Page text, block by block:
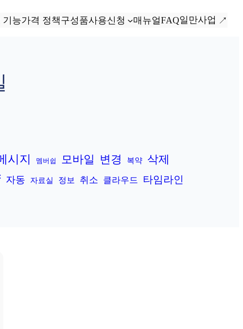
기능가격 정책구성품사용신청 매뉴얼FAQ일만사업
시지 멤버쉽 모바일 변경 복약 삭제
자동 자료실 정보 취소 클라우드 타임라인